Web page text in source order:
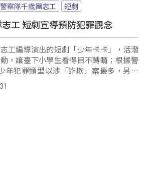
察隊千歲團志工 短劇
工 短劇宣導預防犯罪觀念
工編導演出的短劇「少年卡卡」，活潑
，讓臺下小學生看得目不轉睛；根據警
年犯罪類型以涉「詐欺」案最多，另外
派」、「無照駕駛」等，志工們將這些
子們可以從中學習保護自己。